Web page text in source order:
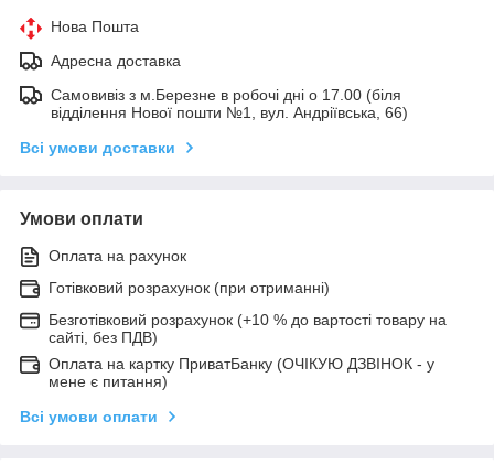
Нова Пошта
Адресна доставка
Самовивіз з м.Березне в робочі дні о 17.00 (біля
відділення Нової пошти №1, вул. Андріївська, 66)
Всі умови доставки
Умови оплати
Оплата на рахунок
Готівковий розрахунок (при отриманні)
Безготівковий розрахунок (+10 % до вартості товару на
сайті, без ПДВ)
Оплата на картку ПриватБанку (ОЧІКУЮ ДЗВІНОК - у
мене є питання)
Всі умови оплати